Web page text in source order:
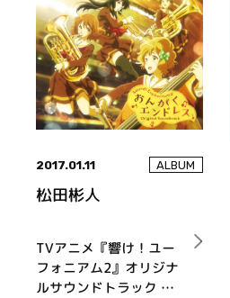
2017.01.11 ALBUM
松田彬人
TVアニメ『響け！ユー
フォニアム2』オリジナ
ルサウンドトラック お